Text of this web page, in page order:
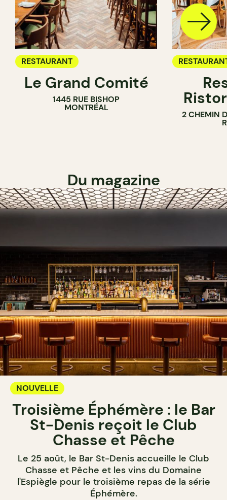
RESTAURANT
Le Grand Comité
1445 RUE BISHOP
MONTRÉAL
2 CHEMIN
Du magazine
NOUVELLE
Troisième Éphémère : le Bar
St-Denis reçoit le Club
Chasse et Pêche
Le 25 août, le Bar St-Denis accueille le Club
Chasse et Pêche et les vins du Domaine
l'Espiègle pour le troisième repas de la série
Éphémère.